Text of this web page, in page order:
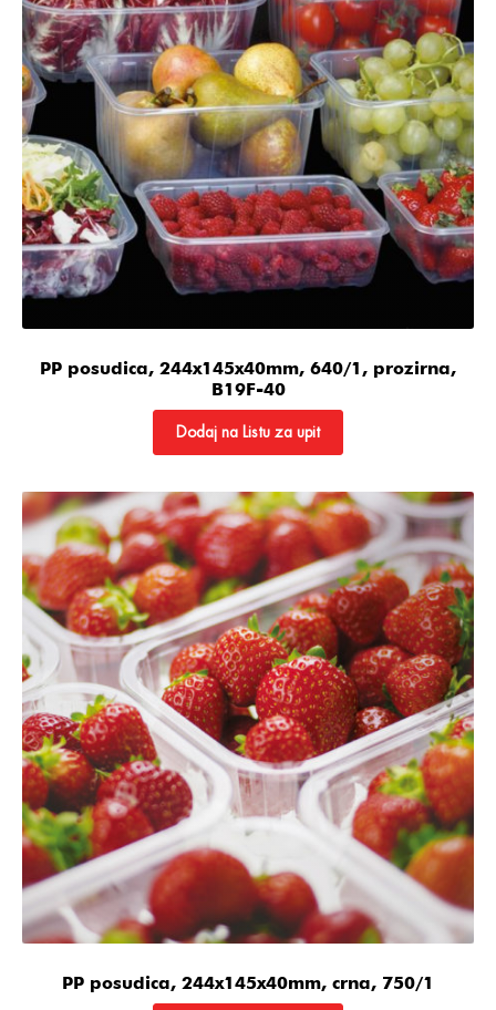
PP posudica, 244x145x40mm, 640/1, prozirna,
B19F-40
Dodaj na Listu za upit
PP posudica, 244x145x40mm, crna, 750/1